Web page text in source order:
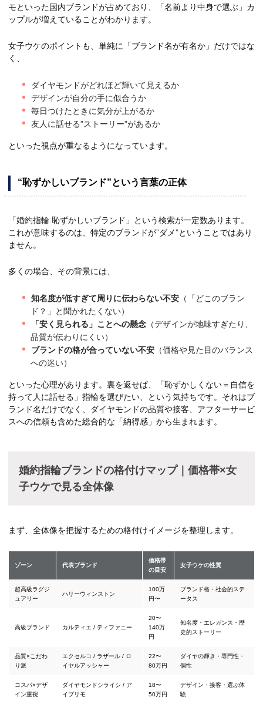
モといった国内ブランドが占めており、「名前より中身で選ぶ」カ
ップルが増えていることがわかります。
女子ウケのポイントも、単純に「ブランド名が有名か」だけではな
く、
ダイヤモンドがどれほど輝いて見えるか
デザインが自分の手に似合うか
毎日つけたときに気分が上がるか
友人に話せる”ストーリー”があるか
といった視点が重なるようになっています。
“恥ずかしいブランド”という言葉の正体
「婚約指輪 恥ずかしいブランド」という検索が一定数あります。
これが意味するのは、特定のブランドが”ダメ”ということではあり
ません。
多くの場合、その背景には、
知名度が低すぎて周りに伝わらない不安 （「どこのブラン
ド？」と聞かれたくない）
「安く見られる」ことへの懸念 （デザインが地味すぎたり、
品質が伝わりにくい）
ブランドの格が合っていない不安 （価格や見た目のバランス
への迷い）
といった心理があります。裏を返せば、「恥ずかしくない＝自信を
持って人に話せる」指輪を選びたい、という気持ちです。それはブ
ランド名だけでなく、ダイヤモンドの品質や接客、アフターサービ
スへの信頼も含めた総合的な「納得感」から生まれます。
婚約指輪ブランドの格付けマップ｜価格帯×女
子ウケで見る全体像
まず、全体像を把握するための格付けイメージを整理します。
ゾーン 代表ブランド
価格帯
の目安
女子ウケの性質
超高級ラグジ
ュアリー
ハリーウィンストン
100万
円〜
ブランド格・社会的ステ
ータス
高級ブランド カルティエ / ティファニー
20〜
140万
円
知名度・エレガンス・歴
史的ストーリー
品質×こだわ
り派
エクセルコ / ラザール / ロ
イヤルアッシャー
22〜
80万円
ダイヤの輝き・専門性・
個性
コスパ×デザ
イン重視
ダイヤモンドシライシ / ア
イプリモ
18〜
50万円
デザイン・接客・選ぶ体
験